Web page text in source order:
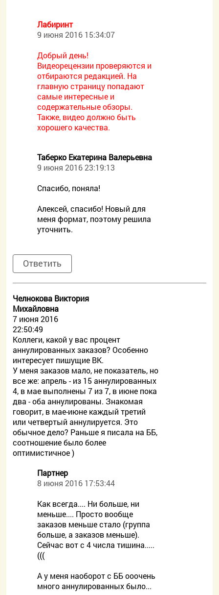
Лабиринт
9 июня 2016 15:34:07
Добрый день!
Видеорецензии проверяются и
отбираются редакцией. На
главную страницу попадают
самые интересные и
содержательные обзоры.
Также, видео должно быть
хорошего качества.
Таберко Екатерина Валерьевна
9 июня 2016 23:19:13
Спасибо, поняла!
Алексей, спасибо! Новый для
меня формат, поэтому решила
уточнить.
Ответить
Челнокова Виктория
Михайловна
7 июня 2016
22:50:49
Коллеги, какой у вас процент
аннулированных заказов? Особенно
интересует пишущие ВК.
У меня заказов мало, не показатель, но
все же: апрель - из 15 аннулированных
4, в мае выполнены 7 из 7, в июне пока
два - оба аннулированы. Знакомая
говорит, в мае-июне каждый третий
или четвертый аннулируется. Это
обычное дело? Раньше я писала на ББ,
соотношение было более
оптимистичное )
Партнер
8 июня 2016 17:53:44
Как всегда.... Ни больше, ни
меньше.... Просто вообще
заказов меньше стало (группа
больше, а заказов меньше).
Сейчас вот с 4 числа тишина.....
(((
А у меня наоборот с ББ ооочень
много аннулированных было...